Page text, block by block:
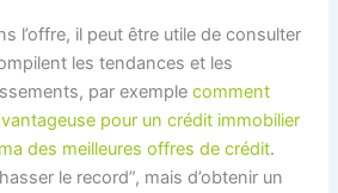
l’offre, il peut être utile de consulter
les tendances et les
par exemplecomment
pour un crédit immobilier
des meilleures offres de crédit.
le record”, mais d’obtenir un